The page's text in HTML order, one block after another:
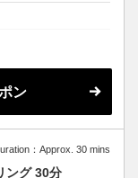
ン
：Approx. 30 mins
ング 30分